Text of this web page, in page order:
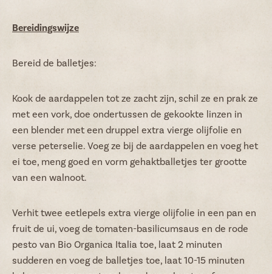
Bereidingswijze
Bereid de balletjes:
Kook de aardappelen tot ze zacht zijn, schil ze en prak ze
met een vork, doe ondertussen de gekookte linzen in
een blender met een druppel extra vierge olijfolie en
verse peterselie. Voeg ze bij de aardappelen en voeg het
ei toe, meng goed en vorm gehaktballetjes ter grootte
van een walnoot.
Verhit twee eetlepels extra vierge olijfolie in een pan en
fruit de ui, voeg de tomaten-basilicumsaus en de rode
pesto van Bio Organica Italia toe, laat 2 minuten
sudderen en voeg de balletjes toe, laat 10-15 minuten